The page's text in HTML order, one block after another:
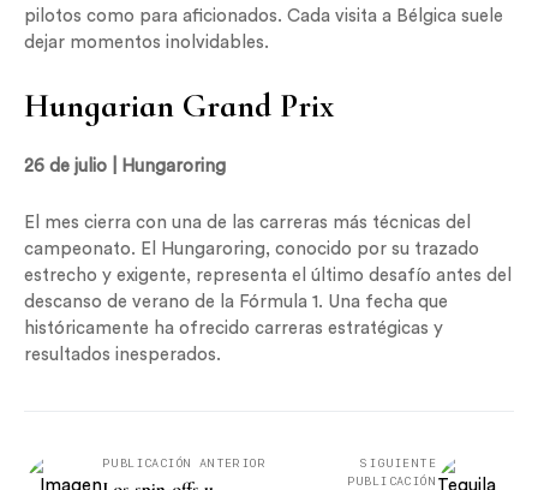
pilotos como para aficionados. Cada visita a Bélgica suele
dejar momentos inolvidables.
Hungarian Grand Prix
26 de julio | Hungaroring
El mes cierra con una de las carreras más técnicas del
campeonato. El Hungaroring, conocido por su trazado
estrecho y exigente, representa el último desafío antes del
descanso de verano de la Fórmula 1. Una fecha que
históricamente ha ofrecido carreras estratégicas y
resultados inesperados.
PUBLICACIÓN ANTERIOR
SIGUIENTE
PUBLICACIÓN